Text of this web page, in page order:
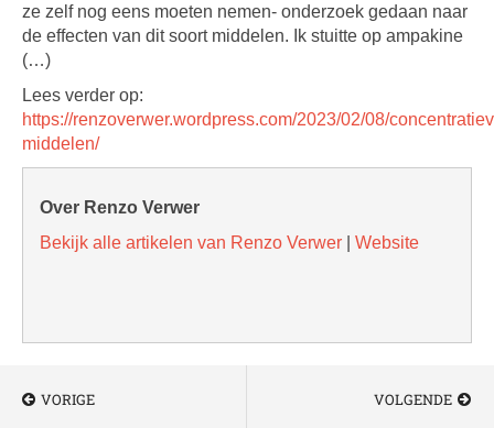
ze zelf nog eens moeten nemen- onderzoek gedaan naar
de effecten van dit soort middelen. Ik stuitte op ampakine
(…)
Lees verder op:
https://renzoverwer.wordpress.com/2023/02/08/
middelen/
Over Renzo Verwer
Bekijk alle artikelen van Renzo Verwer
Website
VORIGE VOLGENDE